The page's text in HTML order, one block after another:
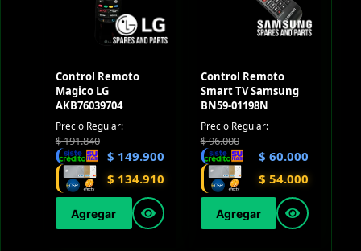
Control Remoto
Magico LG
AKB76039704
Precio Regular:
$191.840
$ 149.900
$ 134.910
Agregar
Control Remoto
Smart TV Samsung
BN59-01198N
Precio Regular:
$96.000
$ 60.000
$ 54.000
Agregar